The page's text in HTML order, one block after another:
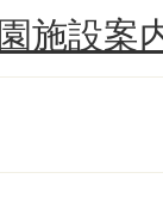
施設案